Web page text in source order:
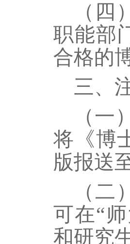
（
职能部
合格的
三、
（一
将《博
版报送
（
可在“
和研究